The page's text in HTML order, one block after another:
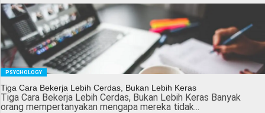
PSYCHOLOGY
Tiga Cara Bekerja Lebih Cerdas, Bukan Lebih Keras
Tiga Cara Bekerja Lebih Cerdas, Bukan Lebih Keras Banyak
orang mempertanyakan mengapa mereka tidak...